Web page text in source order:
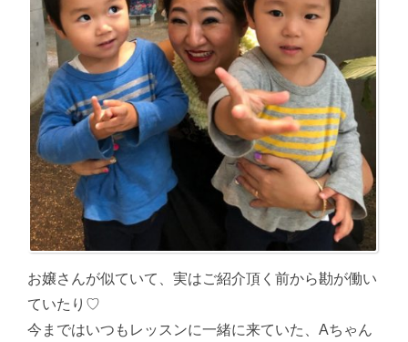
お嬢さんが似ていて、実はご紹介頂く前から勘が働い
ていたり♡
今まではいつもレッスンに一緒に来ていた、Aちゃん